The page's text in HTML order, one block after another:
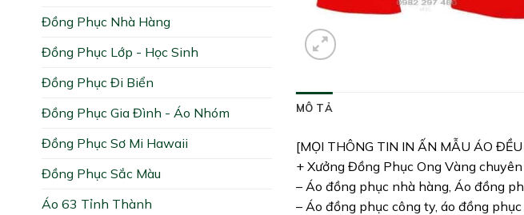
Đồng Phục Nhà Hàng
Đồng Phục Lớp - Học Sinh
Đồng Phục Đi Biển
Đồng Phục Gia Đình - Áo Nhóm
Đồng Phục Sơ Mi Hawaii
Đồng Phục Sắc Màu
Áo 63 Tỉnh Thành
MÔ TẢ
[MỌI THÔNG TIN IN ẤN MẪU ÁO
+ Xưởng Đồng Phục Ong Vàng
– Áo đồng phục nhà hàng, Áo đồng
– Áo đồng phục công ty, áo đồng phục